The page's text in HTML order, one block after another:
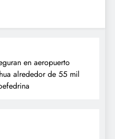
en aeropuerto
alrededor de 55 mil